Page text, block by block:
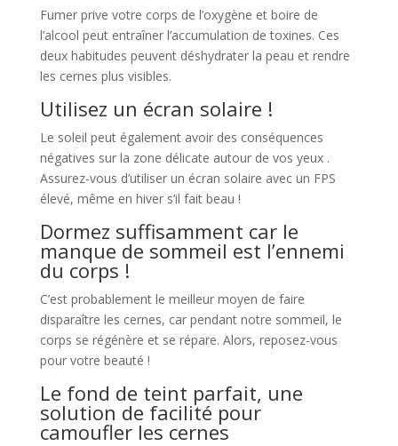
Fumer prive votre corps de l’oxygène et boire de
l’alcool peut entraîner l’accumulation de toxines. Ces
deux habitudes peuvent déshydrater la peau et rendre
les cernes plus visibles.
Utilisez un écran solaire !
Le soleil peut également avoir des conséquences
négatives sur la zone délicate autour de vos yeux .
Assurez-vous d’utiliser un écran solaire avec un FPS
élevé, même en hiver s’il fait beau !
Dormez suffisamment car le
manque de sommeil est l’ennemi
du corps !
C’est probablement le meilleur moyen de faire
disparaître les cernes, car pendant notre sommeil, le
corps se régénère et se répare. Alors, reposez-vous
pour votre beauté !
Le fond de teint parfait, une
solution de facilité pour
camoufler les cernes